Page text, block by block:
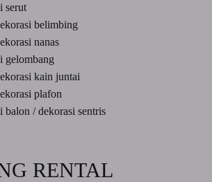
serut
belimbing
nanas
gelombang
kain juntai
plafon
balon / dekorasi sentris
RENTAL